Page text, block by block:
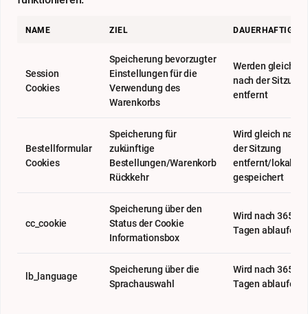
NAME ZIEL
Session
Cookies
Speicherung bevorzugter
Einstellungen für die
Verwendung des
Warenkorbs
Werden gleich
nach der Sitzung
entfernt
Bestellformular
Cookies
Speicherung für
zukünftige
Bestellungen/Warenkorb
Rückkehr
Wird gleich nach
der Sitzung
entfernt/lokal
gespeichert
cc_cookie
Speicherung über den
Status der Cookie
Informationsbox
Wird nach 365
Tagen ablaufen
lb_language
Speicherung über die
Sprachauswahl
Wird nach 365
Tagen ablaufen